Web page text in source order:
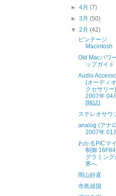
►4月(7)
►3月(50)
▼2月(42)
ビンテージ
Macintosh
Old Macパワ
ップガイド
Audio
(オーディ
クセサリー)
2007年 04
[雑誌]
ステレオサウ
analog (アナ
2007年 01
わかるPICマ
制御 16F84
グラミング
界へ
岡山好直
寺島靖国